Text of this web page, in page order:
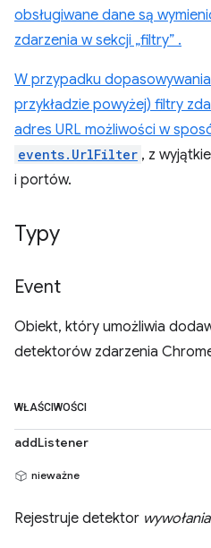
obsługiwane dane są
zdarzenia w sekcji „filtry” .
W przypadku
przykładzie powyżej) filtry
adres URL możliwości w
events.UrlFilter , z
i portów.
Typy
Event
Obiekt, który umożliwia
detektorów zdarzenia
WŁAŚCIWOŚCI
addListener
nieważne
Rejestruje detektor